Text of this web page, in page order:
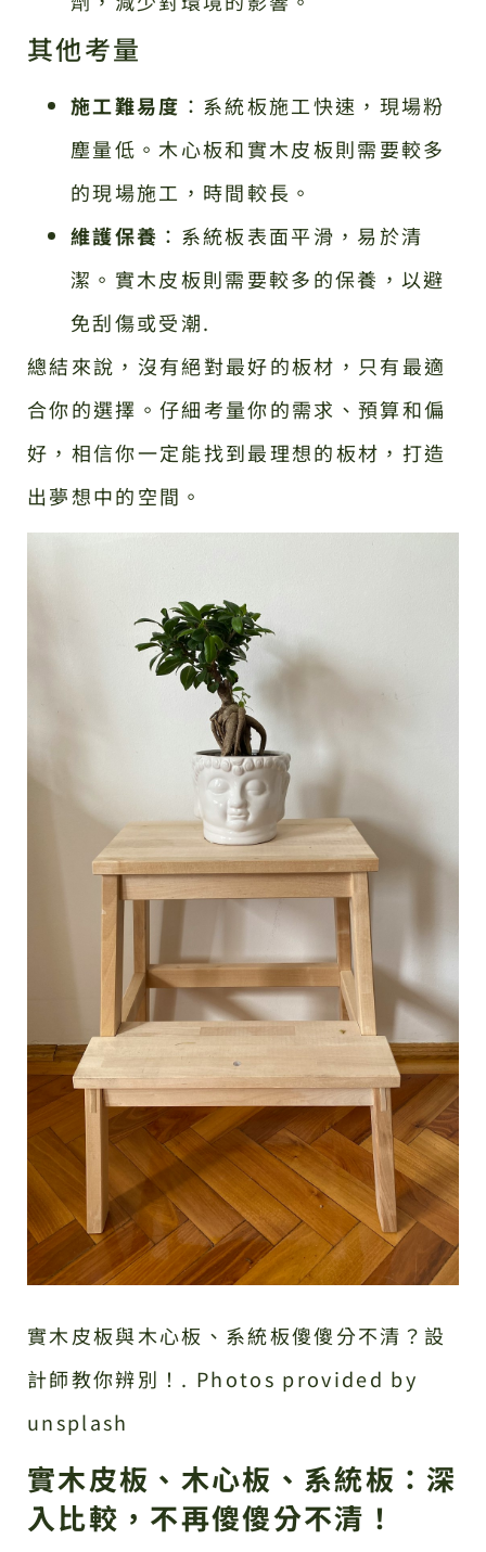
其他考量
施工難易度 ：系統板施工快速，現場粉
塵量低。木心板和實木皮板則需要較多
的現場施工，時間較長。
維護保養 ：系統板表面平滑，易於清
潔。實木皮板則需要較多的保養，以避
免刮傷或受潮.
總結來說，沒有絕對最好的板材，只有最適
合你的選擇。仔細考量你的需求、預算和偏
好，相信你一定能找到最理想的板材，打造
出夢想中的空間。
實木皮板與木心板、系統板傻傻分不清？設
計師教你辨別！. Photos provided by
unsplash
實木皮板、木心板、系統板：深
入比較，不再傻傻分不清！